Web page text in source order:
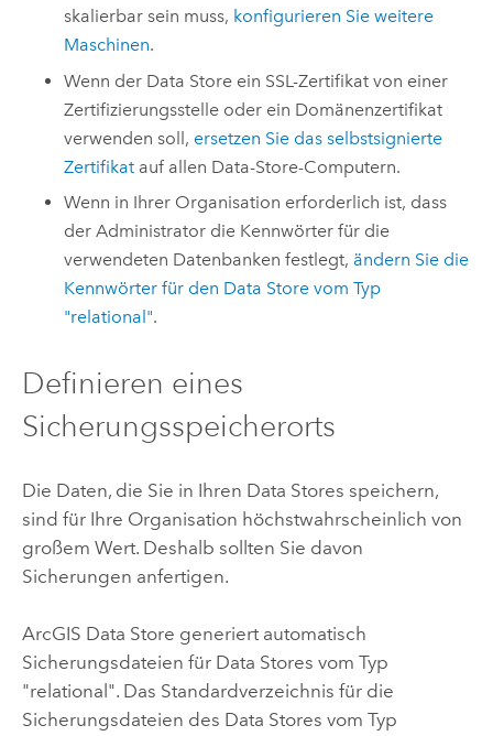
skalierbar sein muss, konfigurieren Sie weitere
Maschinen.
Wenn der Data Store ein SSL-Zertifikat von einer
Zertifizierungsstelle oder ein Domänenzertifikat
verwenden soll, ersetzen Sie das selbstsignierte
Zertifikat auf allen Data-Store-Computern.
Wenn in Ihrer Organisation erforderlich ist, dass
der Administrator die Kennwörter für die
verwendeten Datenbanken festlegt, ändern Sie die
Kennwörter für den Data Store vom Typ
"relational".
Definieren eines
Sicherungsspeicherorts
Die Daten, die Sie in Ihren Data Stores speichern,
sind für Ihre Organisation höchstwahrscheinlich von
großem Wert. Deshalb sollten Sie davon
Sicherungen anfertigen.
ArcGIS Data Store generiert automatisch
Sicherungsdateien für Data Stores vom Typ
"relational". Das Standardverzeichnis für die
Sicherungsdateien des Data Stores vom Typ